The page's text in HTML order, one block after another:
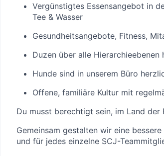
Vergünstigtes Essensangebot in
Tee & Wasser
Gesundheitsangebote, Fitness,
Duzen über alle Hierarchieebenen
Hunde sind in unserem Büro
Offene, familiäre Kultur mit
Du musst berechtigt sein, im Land der
Gemeinsam gestalten wir eine
und für jedes einzelne SCJ-